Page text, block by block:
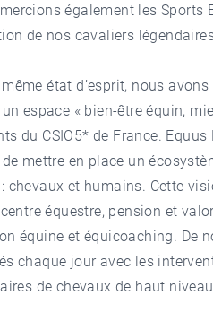
également les
de nos cavaliers
état d’esprit, nous
un espace « bien-être équin,
du CSIO5* de France.
mettre en place un
chevaux et humains. Cette
équestre, pension et
équine et équicoaching. De
chaque jour avec les
de chevaux de haut